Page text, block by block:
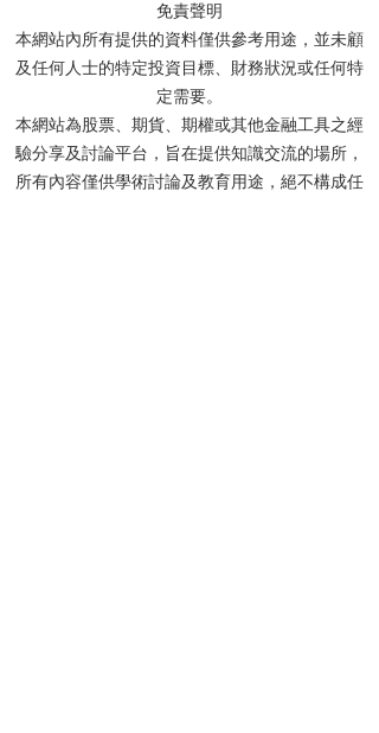
【虎哥】可以買翻中美股
票，CRO/半導體/軟件
免責聲明
本網站內所有提供的資料僅供參考用途，並未顧
及任何人士的特定投資目標、財務狀況或任何特
定需要。
本網站為股票、期貨、期權或其他金融工具之經
驗分享及討論平台，旨在提供知識交流的場所，
所有內容僅供學術討論及教育用途，絕不構成任